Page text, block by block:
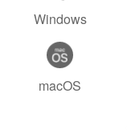
Windows
macOS